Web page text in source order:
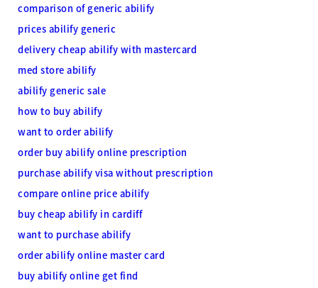
comparison of generic abilify
prices abilify generic
delivery cheap abilify with mastercard
med store abilify
abilify generic sale
how to buy abilify
want to order abilify
order buy abilify online prescription
purchase abilify visa without prescription
compare online price abilify
buy cheap abilify in cardiff
want to purchase abilify
order abilify online master card
buy abilify online get find